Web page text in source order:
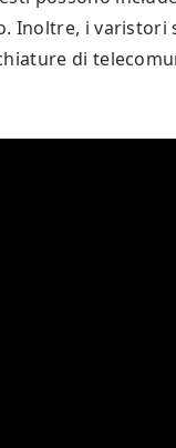
Inoltre, i varistori
di